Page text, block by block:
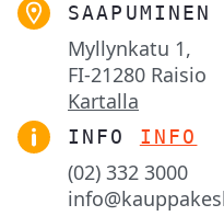
SAAPUMINEN
Myllynkatu 1,
FI-21280 Raisio
Kartalla
INFO INFO
(02) 332 3000